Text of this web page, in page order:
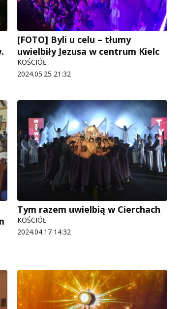
[FOTO] Byli u celu – tłumy
uwielbiły Jezusa w centrum Kielc
KOŚCIÓŁ
2024.05.25 21:32
Tym razem uwielbią w Cierchach
KOŚCIÓŁ
2024.04.17 14:32